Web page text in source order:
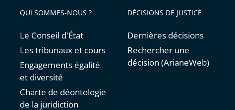
QUI SOMMES-NOUS ?
Le Conseil d'État
Les tribunaux et cours
Engagements égalité
et diversité
Charte de déontologie
de la juridiction
DÉCISIONS DE JUSTICE
Dernières décisions
Rechercher une
décision (ArianeWeb)